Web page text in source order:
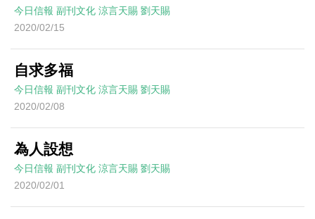
今日信報 副刊文化 涼言天賜 劉天賜
2020/02/15
自求多福
今日信報 副刊文化 涼言天賜 劉天賜
2020/02/08
為人設想
今日信報 副刊文化 涼言天賜 劉天賜
2020/02/01